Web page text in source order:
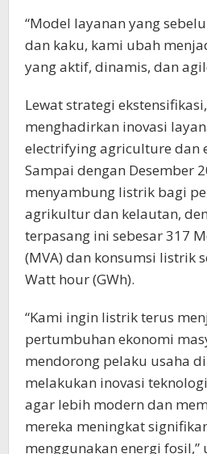
“Model layanan yang
dan kaku, kami ubah
yang aktif, dinamis, dan
Lewat strategi
menghadirkan inovasi
electrifying agriculture dan
Sampai dengan Desember
menyambung listrik bagi
agrikultur dan kelautan,
terpasang ini sebesar 317
(MVA) dan konsumsi listrik
Watt hour (GWh).
“Kami ingin listrik terus
pertumbuhan ekonomi
mendorong pelaku usaha
melakukan inovasi
agar lebih modern dan
mereka meningkat
menggunakan energi